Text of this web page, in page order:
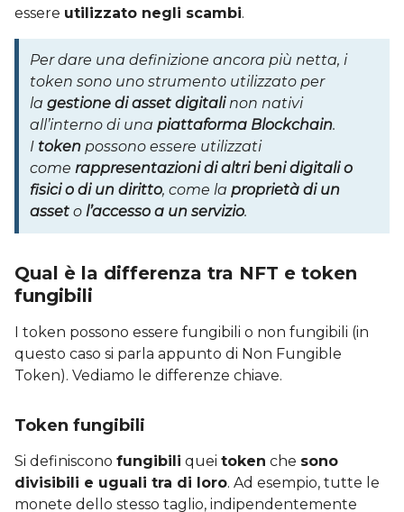
essere utilizzato negli scambi.
Per dare una definizione ancora più netta, i
token sono uno strumento utilizzato per
la gestione di asset digitalinon nativi
all’interno di una piattaforma Blockchain.
I token possono essere utilizzati
come rappresentazioni di altri beni digitali o
fisici o di un diritto, come la proprietà di un
asset o l’accesso a un servizio.
Qual è la differenza tra NFT e token
fungibili
I token possono essere fungibili o non fungibili (in
questo caso si parla appunto di Non Fungible
Token). Vediamo le differenze chiave.
Token fungibili
Si definiscono fungibili quei token che sono
divisibili e uguali tra di loro. Ad esempio, tutte le
monete dello stesso taglio, indipendentemente